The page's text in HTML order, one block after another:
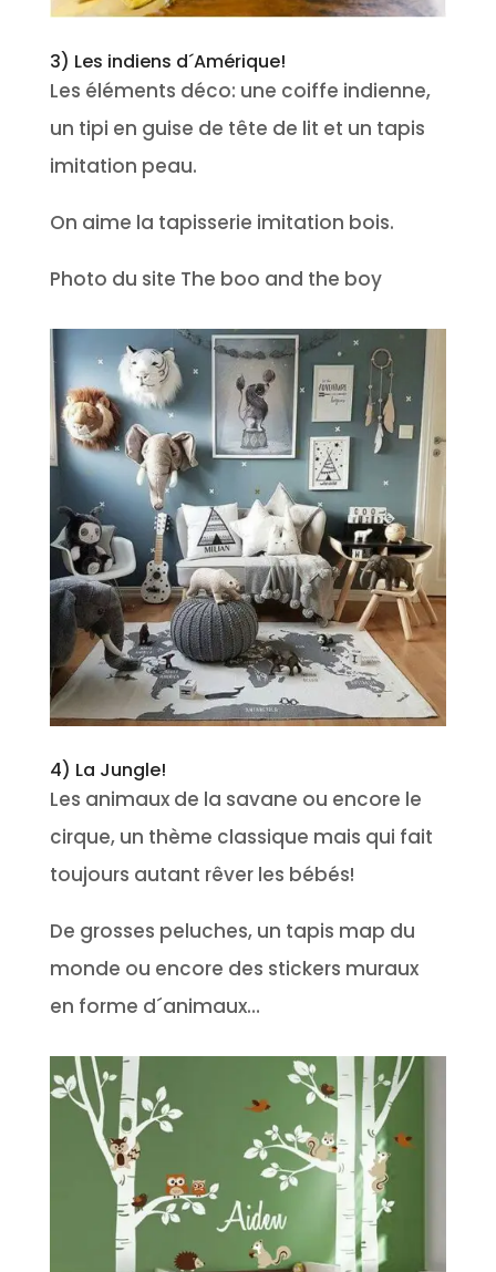
3) Les indiens d´Amérique!
Les éléments déco: une coiffe indienne,
un tipi en guise de tête de lit et un tapis
imitation peau.
On aime la tapisserie imitation bois.
Photo du site The boo and the boy
4) La Jungle!
Les animaux de la savane ou encore le
cirque, un thème classique mais qui fait
toujours autant rêver les bébés!
De grosses peluches, un tapis map du
monde ou encore des stickers muraux
en forme d´animaux…